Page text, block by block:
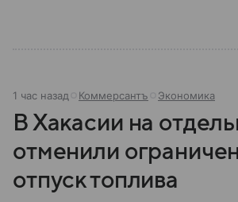
1 час назад Коммерсантъ Экономика
В Хакасии на
отменили
отпуск топлива